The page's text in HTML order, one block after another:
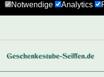
Notwendige
Analytics